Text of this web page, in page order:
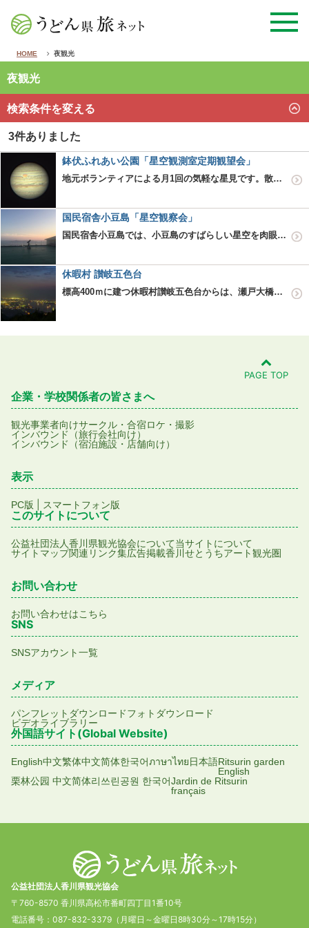
HOME 夜観光
夜観光
検索条件を変える
3件ありました
鉢伏ふれあい公園「星空観測室定期観望会」
地元ボランティアによる月1回の気軽な星見です。散歩がてらでもOK。かまぼこ型ドームのある小高い丘から、丸亀城、瀬戸大橋が遠望できます。
国民宿舎小豆島「星空観察会」
国民宿舎小豆島では、小豆島のすばらしい星空を肉眼と天体望遠鏡の両方で楽しめる星空観察会を、一年を通して開催しています。 肉眼では神秘的な天の川や流れ星、天体望遠鏡では土星の環や数々の星雲・星団などが、南に瀬戸内…
休暇村 讃岐五色台
標高400ｍに建つ休暇村讃岐五色台からは、瀬戸大橋や瀬戸の島々を美しく染める夕日や、美しい夜景を見ることができます。眼下に広がる坂出市の街やポートビューをはじめ、色とりどりに輝くプラント群や、立ち昇る白煙・煙突の…
PAGE TOP
企業・学校関係者の皆さまへ
観光事業者向けサークル・合宿ロケ・撮影
インバウンド（旅行会社向け）
インバウンド（宿泊施設・店舗向け）
表示
PC版 スマートフォン版
このサイトについて
公益社団法人香川県観光協会について当サイトについて
サイトマップ関連リンク集広告掲載香川せとうちアート観光圏
お問い合わせ
お問い合わせはこちら
SNS
SNSアカウント一覧
メディア
パンフレットダウンロードフォトダウンロード
ビデオライブラリー
外国語サイト(Global Website)
English中文繁体中文简体한국어ภาษาไทย日本語Ritsurin garden
English
栗林公园 中文简体리쓰린공원 한국어Jardin de Ritsurin
français
公益社団法人香川県観光協会
〒760-8570 香川県高松市番町四丁目1番10号
電話番号：087-832-3379（月曜日～金曜日8時30分～17時15分）